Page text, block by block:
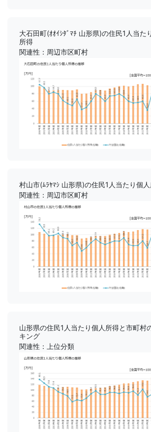
大石田町(ｵｵｲｼﾀﾞﾏﾁ 山形県)の住民1人当た
所得
関連性：周辺市区町村
村山市(ﾑﾗﾔﾏｼ 山形県)の住民1人当たり個
関連性：周辺市区町村
山形県の住民1人当たり個人所得と市町村
キング
関連性：上位分類